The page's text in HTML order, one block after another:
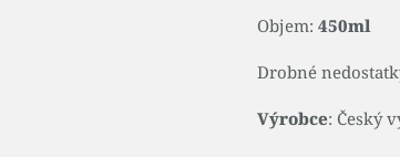
Objem: 450ml
Drobné
Výrobce: Český